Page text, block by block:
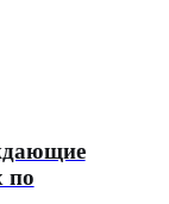
по